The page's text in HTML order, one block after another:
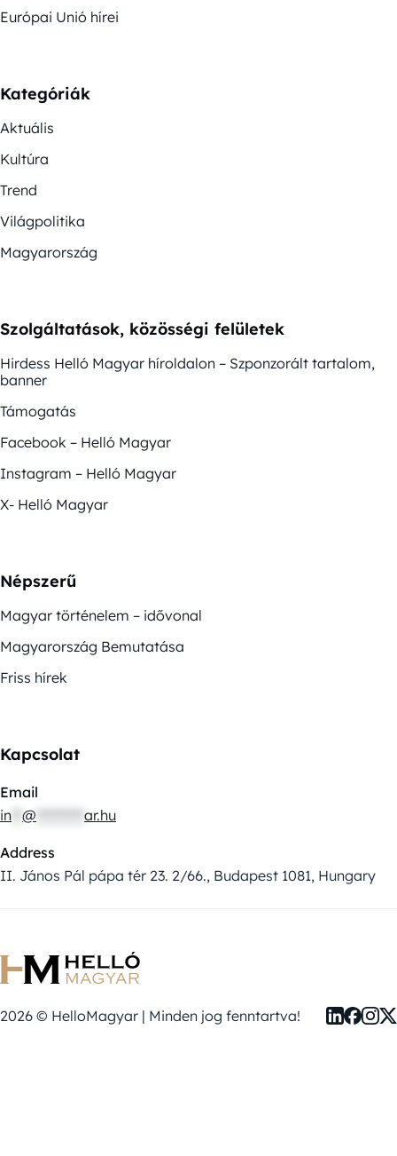
Európai Unió hírei
Kategóriák
Aktuális
Kultúra
Trend
Világpolitika
Magyarország
Szolgáltatások, közösségi felületek
Hirdess Helló Magyar híroldalon – Szponzorált tartalom,
banner
Támogatás
Facebook – Helló Magyar
Instagram – Helló Magyar
X- Helló Magyar
Népszerű
Magyar történelem – idővonal
Magyarország Bemutatása
Friss hírek
Kapcsolat
Email
in @ ar.hu
Address
II. János Pál pápa tér 23. 2/66., Budapest 1081, Hungary
2026 © HelloMagyar | Minden jog fenntartva!